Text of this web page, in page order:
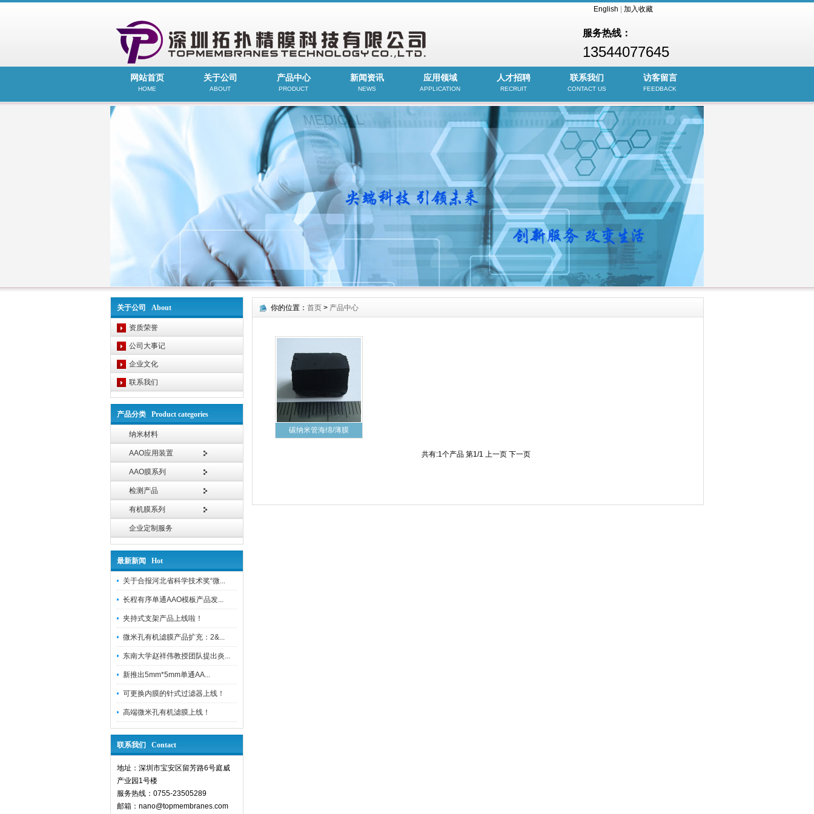
English 加入收藏
服务热线：
13544077645
网站首页
HOME
关于公司
ABOUT
产品中心
PRODUCT
新闻资讯
NEWS
应用领域
APPLICATION
人才招聘
RECRUIT
联系我们
CONTACT US
访客留言
FEEDBACK
关于公司 About
资质荣誉
公司大事记
企业文化
联系我们
产品分类 Product categories
纳米材料
AAO应用装置
AAO膜系列
检测产品
有机膜系列
企业定制服务
最新新闻 Hot
关于合报河北省科学技术奖“微...
长程有序单通AAO模板产品发...
夹持式支架产品上线啦！
微米孔有机滤膜产品扩充：2&...
东南大学赵祥伟教授团队提出炎...
新推出5mm*5mm单通AA...
可更换内膜的针式过滤器上线！
高端微米孔有机滤膜上线！
联系我们 Contact
地址：深圳市宝安区留芳路6号庭威
产业园1号楼
服务热线：0755-23505289
邮箱：nano@topmembranes.com
你的位置： 首页 > 产品中心
碳纳米管海绵/薄膜
共有:1个产品 第1/1 上一页 下一页